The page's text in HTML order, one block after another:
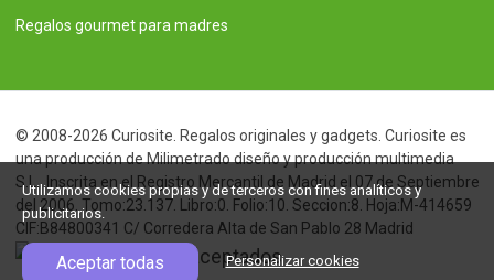
Regalos gourmet para madres
© 2008-2026 Curiosite. Regalos originales y gadgets. Curiosite es
una producción de Milimetrado diseño y producción multimedia
S.L.. Inscrita en el Registro Mercantil de Madrid el 07 de Septiembre
del 2006. Tomo:23.137. Libro:0. Folio:10. Seccion:8. Hoja:M-414659
CIF:B84800341 C/ Corredera Alta de San Pablo 28 Madrid
Utilizamos cookies propias y de terceros con fines analíticos y
publicitarios.
Aceptar todas Personalizar cookies